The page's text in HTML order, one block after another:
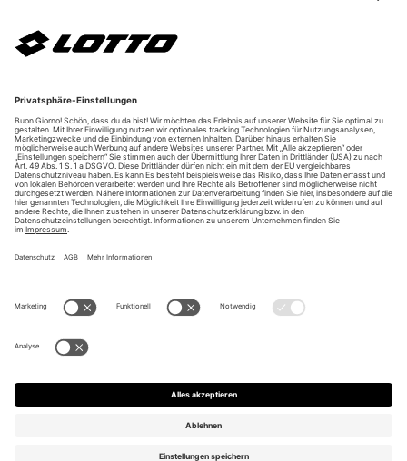
Über uns
Unsere Vorteile
Unsere Partner